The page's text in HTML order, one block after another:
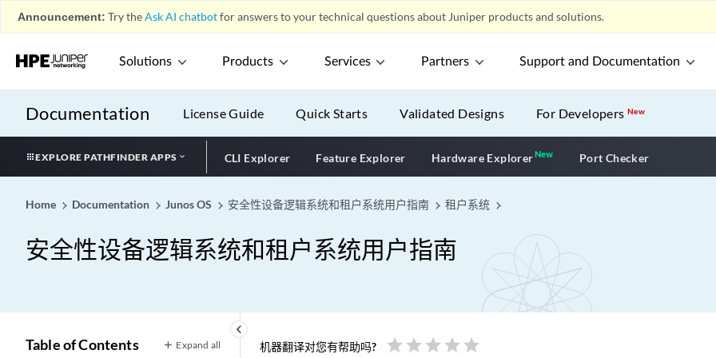
Announcement: Try theAsk AI chatbotfor answers to your technical questions about Juniper products and solutions.
Solutions Products Services Partners Support and Documentation
Documentation License Guide Quick Starts Validated Designs For DevelopersNew
EXPLORE PATHFINDER APPS CLI Explorer Feature Explorer Hardware ExplorerNewNew application
Port Checker
Home Documentation Junos OS 安全性设备逻辑系统和租户系统用户指南 租户系统
安全性设备逻辑系统和租户系统用户指南
keyboard_arrow_left
Table of Contents Expand all 机器翻译对您有帮助吗? star star star star star